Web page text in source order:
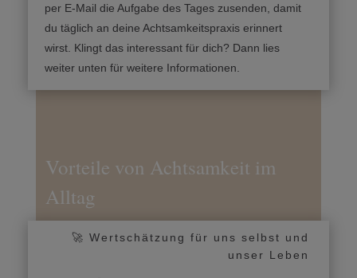
per E-Mail die Aufgabe des Tages zusenden, damit
du täglich an deine Achtsamkeitspraxis erinnert
wirst. Klingt das interessant für dich? Dann lies
weiter unten für weitere Informationen.
Vorteile von Achtsamkeit im
Alltag
🚀Wertschätzung für uns selbst und
unser Leben